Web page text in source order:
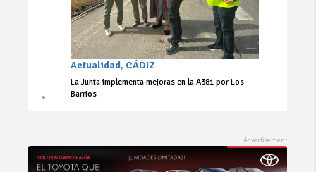
Actualidad, CÁDIZ
La Junta implementa mejoras en la A381 por Los
Barrios